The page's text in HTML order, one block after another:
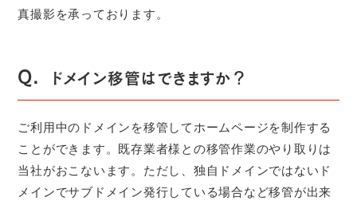
真撮影を承っております。
Q. ドメイン移管はできますか？
ご利用中のドメインを移管してホームページを制作する
ことができます。既存業者様との移管作業のやり取りは
当社がおこないます。ただし、独自ドメインではないド
メインでサブドメイン発行している場合など移管が出来